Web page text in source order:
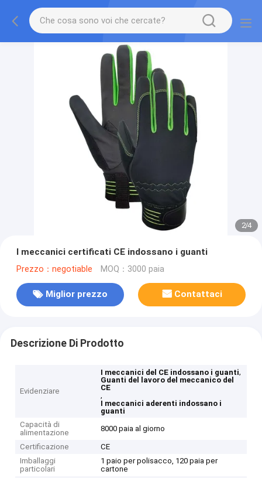
2/4
I meccanici certificati CE indossano i guanti
Prezzo：negotiable MOQ：3000 paia
Miglior prezzo Contattaci
Descrizione Di Prodotto
Evidenziare
I meccanici del CE indossano i guanti,
Guanti del lavoro del meccanico del
CE
,
I meccanici aderenti indossano i
guanti
Capacità di
alimentazione
8000 paia al giorno
Certificazione
CE
Imballaggi
particolari
1 paio per polisacco, 120 paia per
cartone